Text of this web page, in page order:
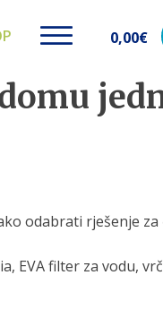
0,00€
odabrati rješenje za
EVA filter za vodu,
akciji